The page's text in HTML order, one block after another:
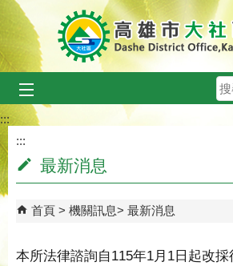
跳到主要內容區塊
:::
:::
最新消息
首頁 機關訊息 最新消息
本所法律諮詢自115年1月1日起改採